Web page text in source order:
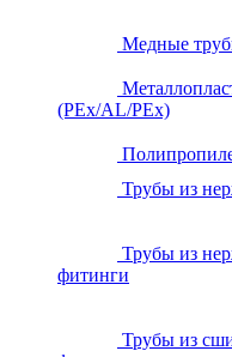
Медные
(PEx/AL/PEx)
Трубы из
Трубы из
фитинги
Трубы из